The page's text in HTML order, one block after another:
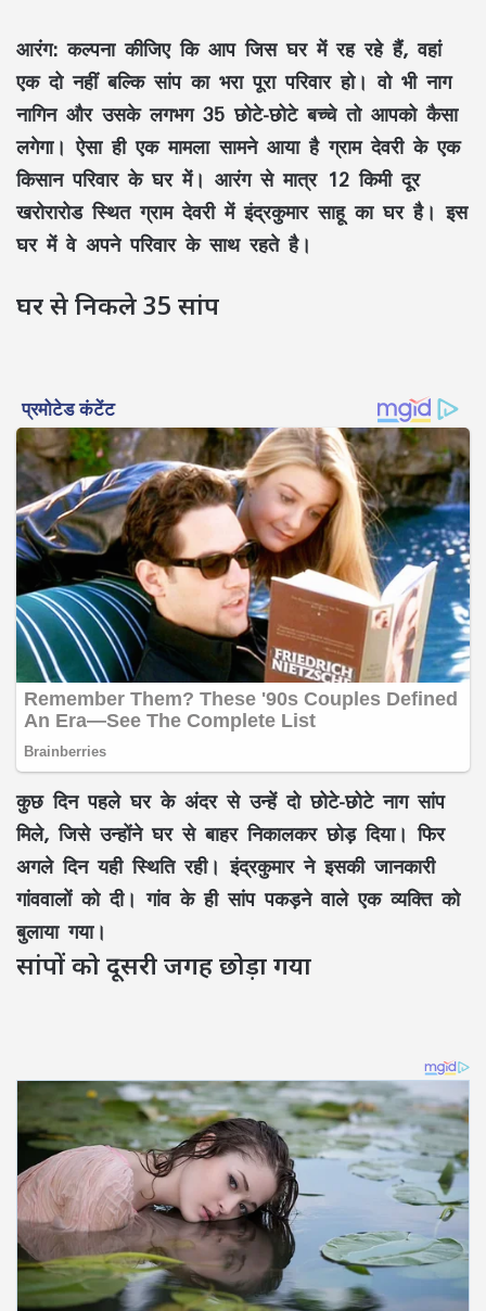
आरंग:कल्पना कीजिए कि आप जिस घर में रह रहे हैं, वहां
एक दो नहीं बल्कि सांप का भरा पूरा परिवार हो। वो भी नाग
नागिन और उसके लगभग 35 छोटे-छोटे बच्चे तो आपको कैसा
लगेगा। ऐसा ही एक मामला सामने आया है ग्राम देवरी के एक
किसान परिवार के घर में। आरंग से मात्र 12 किमी दूर
खरोरारोड स्थित ग्राम देवरी में इंद्रकुमार साहू का घर है। इस
घर में वे अपने परिवार के साथ रहते है।
घर से निकले 35 सांप
कुछ दिन पहले घर के अंदर से उन्हें दो छोटे-छोटे नाग सांप
मिले, जिसे उन्होंने घर से बाहर निकालकर छोड़ दिया। फिर
अगले दिन यही स्थिति रही। इंद्रकुमार ने इसकी जानकारी
गांववालों को दी। गांव के ही सांप पकड़ने वाले एक व्यक्ति को
बुलाया गया।
सांपों को दूसरी जगह छोड़ा गया